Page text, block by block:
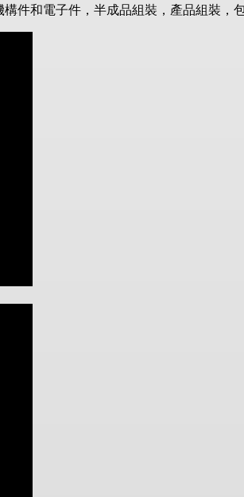
構件和電子件，半成品組裝，產品組裝，